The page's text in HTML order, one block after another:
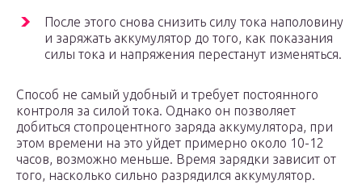
После этого снова снизить силу тока наполовину
и заряжать аккумулятор до того, как показания
силы тока и напряжения перестанут изменяться.
Способ не самый удобный и требует постоянного
контроля за силой тока. Однако он позволяет
добиться стопроцентного заряда аккумулятора, при
этом времени на это уйдет примерно около 10-12
часов, возможно меньше. Время зарядки зависит от
того, насколько сильно разрядился аккумулятор.